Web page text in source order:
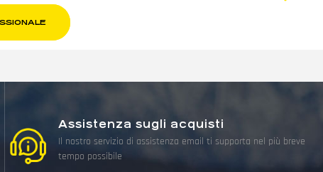
Assistenza sugli acquisti
Il nostro servizio di assistenza email ti supporta nel più breve
tempo possibile